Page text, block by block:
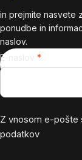
in prejmite nasvete
ponudbe in
naslov.
E-naslov
Z vnosom e-pošte
podatkov